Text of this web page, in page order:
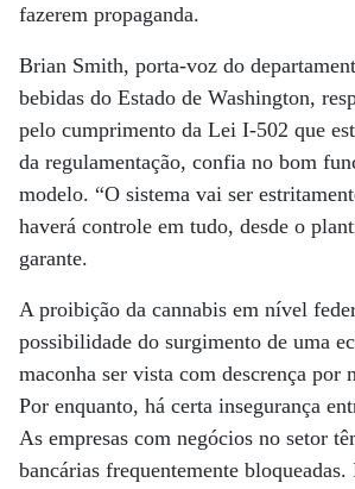
fazerem propaganda.
Brian Smith, porta-voz do
bebidas do Estado de Washington,
pelo cumprimento da Lei I-502 que
da regulamentação, confia no bom
modelo. “O sistema vai ser
haverá controle em tudo, desde o
garante.
A proibição da cannabis em nível
possibilidade do surgimento de uma
maconha ser vista com descrença por
Por enquanto, há certa insegurança
As empresas com negócios no setor
bancárias frequentemente